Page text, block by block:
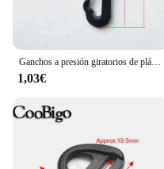
1,03€